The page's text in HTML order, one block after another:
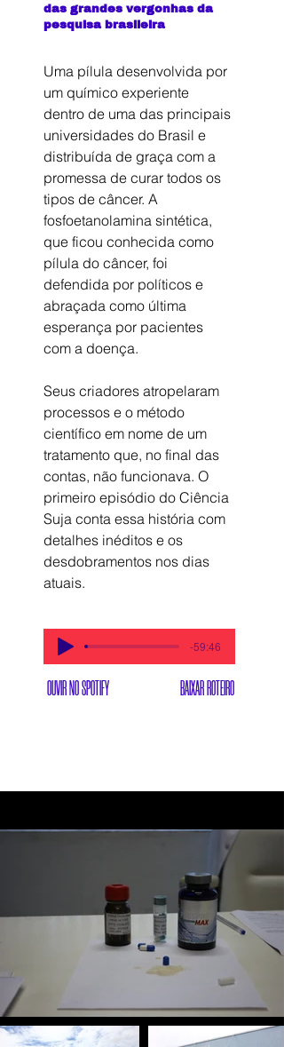
das grandes vergonhas da
pesquisa brasileira
Uma pílula desenvolvida por
um químico experiente
dentro de uma das principais
universidades do Brasil e
distribuída de graça com a
promessa de curar todos os
tipos de câncer. A
fosfoetanolamina sintética,
que ficou conhecida como
pílula do câncer, foi
defendida por políticos e
abraçada como última
esperança por pacientes
com a doença.
Seus criadores atropelaram
processos e o método
científico em nome de um
tratamento que, no final das
contas, não funcionava. O
primeiro episódio do Ciência
Suja conta essa história com
detalhes inéditos e os
desdobramentos nos dias
atuais.
-59:46
OUVIR NO SPOTIFY BAIXAR ROTEIRO